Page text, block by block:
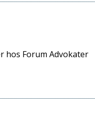
hos Forum Advokater